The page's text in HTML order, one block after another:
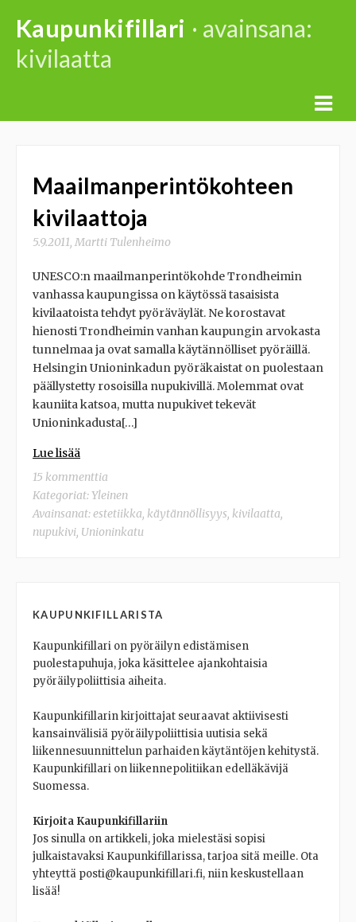
content
Kaupunkifillari · avainsana:
kivilaatta
Maailmanperintökohteen
kivilaattoja
5.9.2011, Martti Tulenheimo
UNESCO:n maailmanperintökohde Trondheimin
vanhassa kaupungissa on käytössä tasaisista
kivilaatoista tehdyt pyöräväylät. Ne korostavat
hienosti Trondheimin vanhan kaupungin arvokasta
tunnelmaa ja ovat samalla käytännölliset pyöräillä.
Helsingin Unioninkadun pyöräkaistat on puolestaan
päällystetty rosoisilla nupukivillä. Molemmat ovat
kauniita katsoa, mutta nupukivet tekevät
Unioninkadusta[…]
Lue lisää
15 kommenttia
Kategoriat: Yleinen
Avainsanat:estetiikka, käytännöllisyys, kivilaatta,
nupukivi, Unioninkatu
KAUPUNKIFILLARISTA
Kaupunkifillari on pyöräilyn edistämisen
puolestapuhuja, joka käsittelee ajankohtaisia
pyöräilypoliittisia aiheita.
Kaupunkifillarin kirjoittajat seuraavat aktiivisesti
kansainvälisiä pyöräilypoliittisia uutisia sekä
liikennesuunnittelun parhaiden käytäntöjen kehitystä.
Kaupunkifillari on liikennepolitiikan edelläkävijä
Suomessa.
Kirjoita Kaupunkifillariin
Jos sinulla on artikkeli, joka mielestäsi sopisi
julkaistavaksi Kaupunkifillarissa, tarjoa sitä meille. Ota
yhteyttä posti@kaupunkifillari.fi, niin keskustellaan
lisää!